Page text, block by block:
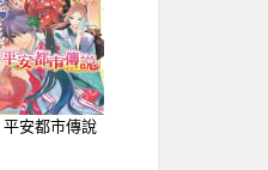
平安都市傳說